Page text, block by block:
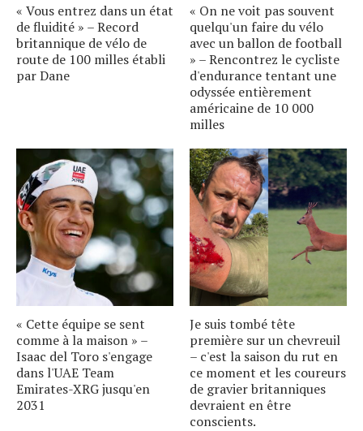
« Vous entrez dans un état
de fluidité » – Record
britannique de vélo de
route de 100 milles établi
par Dane
« On ne voit pas souvent
quelqu'un faire du vélo
avec un ballon de football
» – Rencontrez le cycliste
d'endurance tentant une
odyssée entièrement
américaine de 10 000
milles
« Cette équipe se sent
comme à la maison » –
Isaac del Toro s'engage
dans l'UAE Team
Emirates-XRG jusqu'en
2031
Je suis tombé tête
première sur un chevreuil
– c'est la saison du rut en
ce moment et les coureurs
de gravier britanniques
devraient en être
conscients.